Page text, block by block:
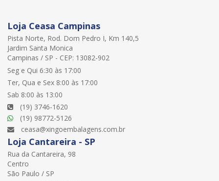
Loja Ceasa Campinas
Pista Norte, Rod. Dom Pedro I, Km 140,5
Jardim Santa Monica
Campinas / SP - CEP: 13082-902
Seg e Qui 6:30 às 17:00
Ter, Qua e Sex 8:00 às 17:00
Sab 8:00 às 13:00
(19) 3746-1620
(19) 98772-5126
ceasa@xingoembalagens.com.br
Loja Cantareira - SP
Rua da Cantareira, 98
Centro
São Paulo / SP